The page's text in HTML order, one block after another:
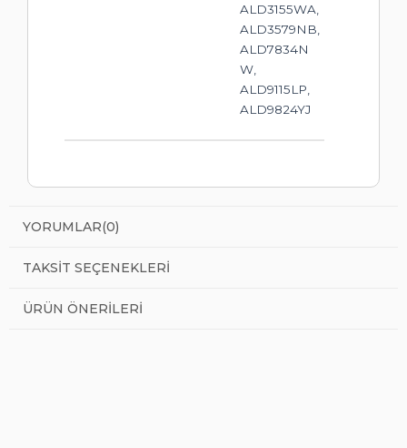
ALD3155WA,
ALD3579NB,
ALD7834N
W,
ALD9115LP,
ALD9824YJ
YORUMLAR(0)
TAKSIT SEÇENEKLERI
ÜRÜN ÖNERILERI